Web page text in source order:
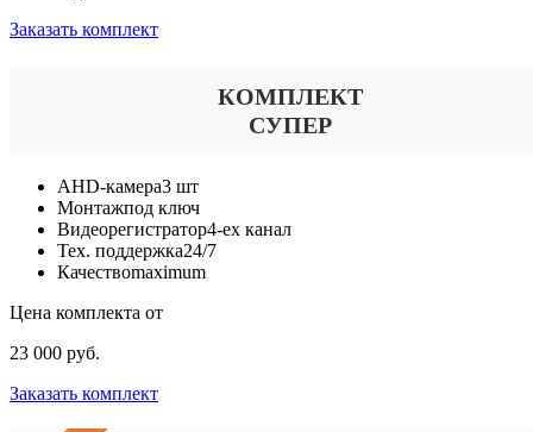
Заказать комплект
КОМПЛЕКТ
СУПЕР
AHD-камера3 шт
Монтажпод ключ
Видеорегистратор4-ех канал
Тех. поддержка24/7
Качествоmaximum
Цена комплекта от
23 000 руб.
Заказать комплект